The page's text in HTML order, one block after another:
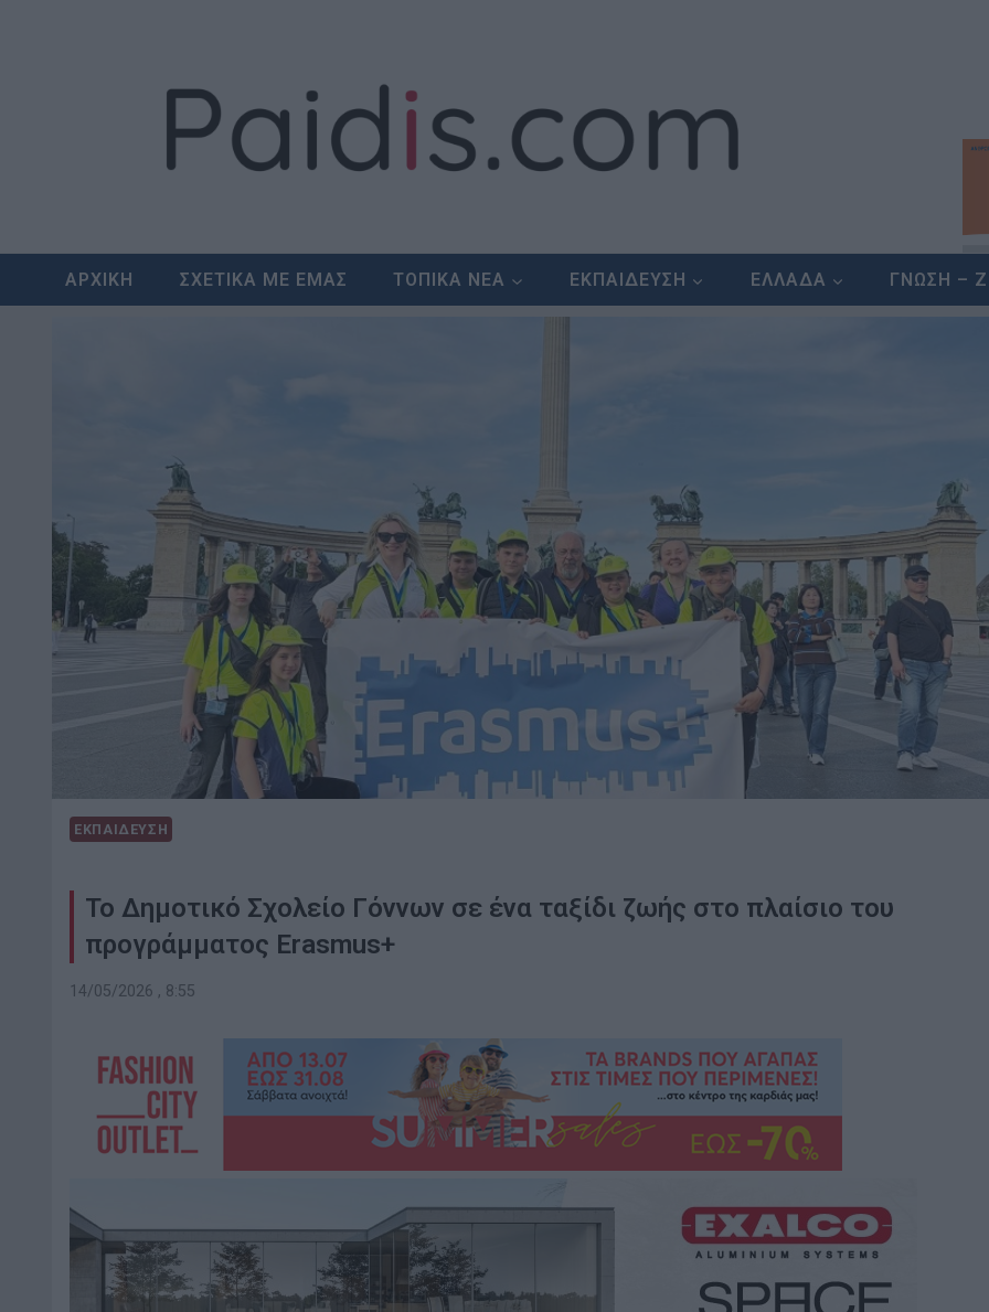
ΑΡΧΙΚΗ ΣΧΕΤΙΚΑ ΜΕ ΕΜΑΣ ΤΟΠΙΚΑ ΝΕΑ ΕΚΠΑΙΔΕΥΣΗ ΕΛΛΑΔΑ ΓΝΩΣΗ –
ΕΚΠΑΙΔΕΥΣΗ
To Δημοτικό Σχολείο Γόννων σε ένα ταξίδι ζωής στο πλαίσιο του
προγράμματος Erasmus+
14/05/2026 , 8:55